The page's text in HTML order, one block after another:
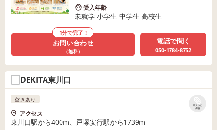
受入年齢
未就学 小学生 中学生 高校生
1分で完了！
お問い合わせ
（無料）
電話で聞く
050-1784-8752
DEKITA東川口
リストに
保存
空きあり
アクセス
東川口駅から400m、戸塚安行駅から1739m